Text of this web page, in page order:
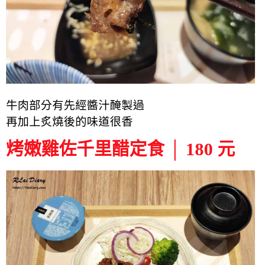
牛肉部分有先經醬汁醃製過
再加上炙燒後的味道很香
烤嫩雞佐千里醋定食 │ 180 元